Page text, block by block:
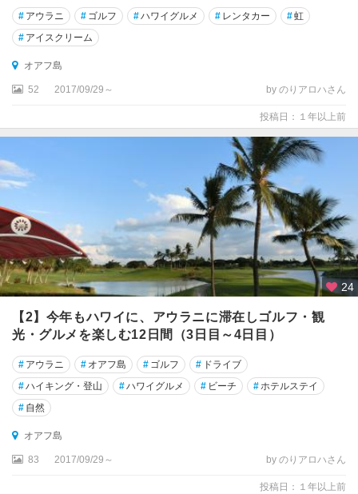
# アウラニ # ゴルフ #ハワイグルメ # レンタカー #虹
# アイスクリーム
オアフ島
52 2017/09/29～ by のりアロハさん
投稿日：１年以上前
24
【2】今年もハワイに、アウラニに滞在しゴルフ・観
光・グルメを楽しむ12日間（3日目～4日目）
# アウラニ # オアフ島 # ゴルフ # ドライブ
#ハイキング・登山 #ハワイグルメ # ビーチ #ホテルステイ
# 自然
オアフ島
83 2017/09/29～ by のりアロハさん
投稿日：１年以上前